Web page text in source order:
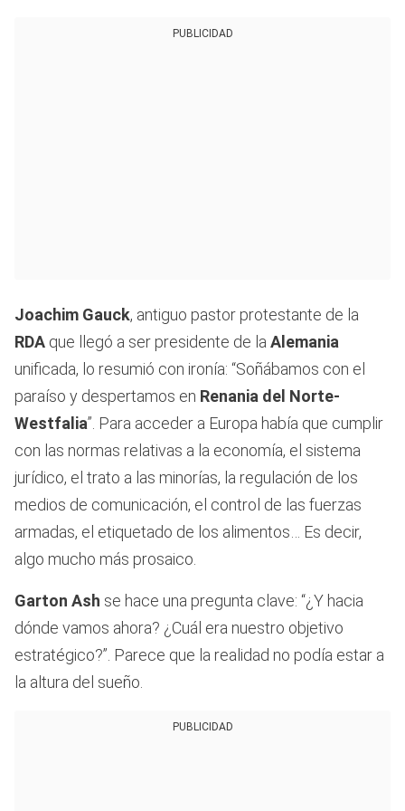
PUBLICIDAD
Joachim Gauck, antiguo pastor protestante de la
RDA que llegó a ser presidente de la Alemania
unificada, lo resumió con ironía: “Soñábamos con el
paraíso y despertamos en Renania del Norte-
Westfalia”. Para acceder a Europa había que cumplir
con las normas relativas a la economía, el sistema
jurídico, el trato a las minorías, la regulación de los
medios de comunicación, el control de las fuerzas
armadas, el etiquetado de los alimentos… Es decir,
algo mucho más prosaico.
Garton Ash se hace una pregunta clave: “¿Y hacia
dónde vamos ahora? ¿Cuál era nuestro objetivo
estratégico?”. Parece que la realidad no podía estar a
la altura del sueño.
PUBLICIDAD